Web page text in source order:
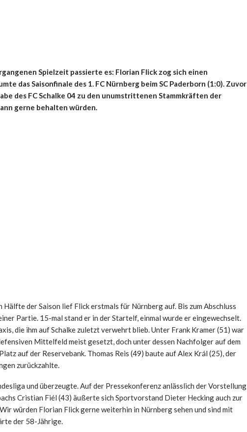
Spielzeit passierte es: Florian Flick zog sich einen
das Saisonfinale des 1. FC Nürnberg beim SC Paderborn (1:0). Zuvor
des FC Schalke 04 zu den unumstrittenen Stammkräften der
gerne behalten würden.
Hälfte der Saison lief Flick erstmals für Nürnberg auf. Bis zum Abschluss
Partie. 15-mal stand er in der Startelf, einmal wurde er eingewechselt.
die ihm auf Schalke zuletzt verwehrt blieb. Unter Frank Kramer (51) war
Mittelfeld meist gesetzt, doch unter dessen Nachfolger auf dem
auf der Reservebank. Thomas Reis (49) baute auf Alex Král (25), der
zurückzahlte.
und überzeugte. Auf der Pressekonferenz anlässlich der Vorstellung
Cristian Fiél (43) äußerte sich Sportvorstand Dieter Hecking auch zur
Wir würden Florian Flickgerne weiterhin in Nürnberg sehen und sind mit
der 58-Jährige.